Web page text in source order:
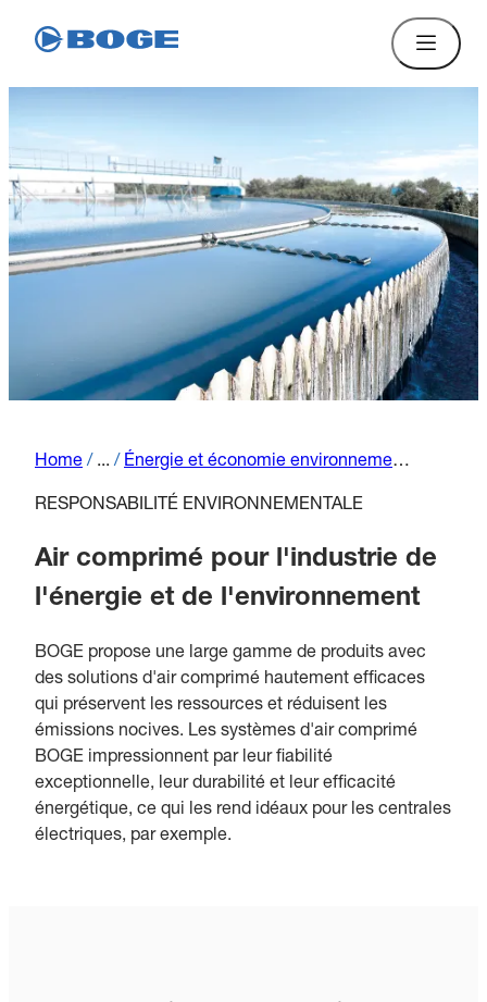
Home / ... / Énergie et économie environnementale
RESPONSABILITÉ ENVIRONNEMENTALE
Air comprimé pour l'industrie de
l'énergie et de l'environnement
BOGE propose une large gamme de produits avec
des solutions d'air comprimé hautement efficaces
qui préservent les ressources et réduisent les
émissions nocives. Les systèmes d'air comprimé
BOGE impressionnent par leur fiabilité
exceptionnelle, leur durabilité et leur efficacité
énergétique, ce qui les rend idéaux pour les centrales
électriques, par exemple.